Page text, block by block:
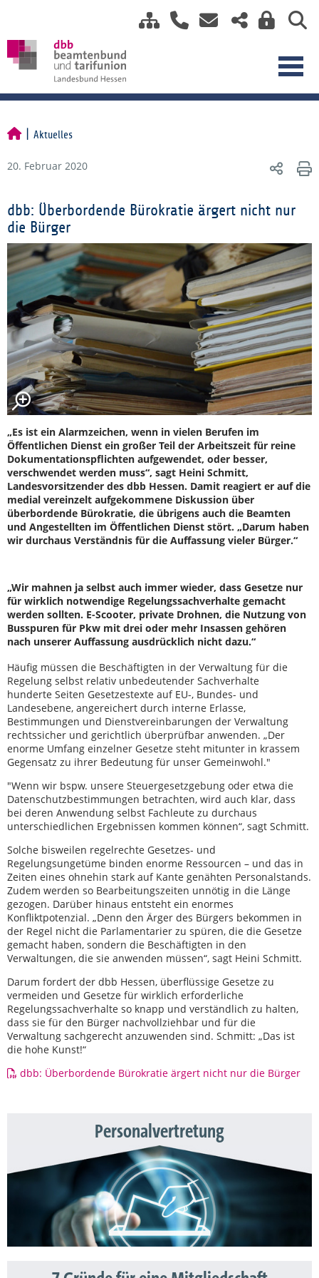
Aktuelles
20. Februar 2020
dbb: Überbordende Bürokratie ärgert nicht nur
die Bürger
„Es ist ein Alarmzeichen, wenn in vielen Berufen im
Öffentlichen Dienst ein großer Teil der Arbeitszeit für reine
Dokumentationspflichten aufgewendet, oder besser,
verschwendet werden muss“, sagt Heini Schmitt,
Landesvorsitzender des dbb Hessen. Damit reagiert er auf die
medial vereinzelt aufgekommene Diskussion über
überbordende Bürokratie, die übrigens auch die Beamten
und Angestellten im Öffentlichen Dienst stört. „Darum haben
wir durchaus Verständnis für die Auffassung vieler Bürger.“
„Wir mahnen ja selbst auch immer wieder, dass Gesetze nur
für wirklich notwendige Regelungssachverhalte gemacht
werden sollten. E-Scooter, private Drohnen, die Nutzung von
Busspuren für Pkw mit drei oder mehr Insassen gehören
nach unserer Auffassung ausdrücklich nicht dazu.“
Häufig müssen die Beschäftigten in der Verwaltung für die
Regelung selbst relativ unbedeutender Sachverhalte
hunderte Seiten Gesetzestexte auf EU-, Bundes- und
Landesebene, angereichert durch interne Erlasse,
Bestimmungen und Dienstvereinbarungen der Verwaltung
rechtssicher und gerichtlich überprüfbar anwenden. „Der
enorme Umfang einzelner Gesetze steht mitunter in krassem
Gegensatz zu ihrer Bedeutung für unser Gemeinwohl."
"Wenn wir bspw. unsere Steuergesetzgebung oder etwa die
Datenschutzbestimmungen betrachten, wird auch klar, dass
bei deren Anwendung selbst Fachleute zu durchaus
unterschiedlichen Ergebnissen kommen können“, sagt Schmitt.
Solche bisweilen regelrechte Gesetzes- und
Regelungsungetüme binden enorme Ressourcen – und das in
Zeiten eines ohnehin stark auf Kante genähten Personalstands.
Zudem werden so Bearbeitungszeiten unnötig in die Länge
gezogen. Darüber hinaus entsteht ein enormes
Konfliktpotenzial. „Denn den Ärger des Bürgers bekommen in
der Regel nicht die Parlamentarier zu spüren, die die Gesetze
gemacht haben, sondern die Beschäftigten in den
Verwaltungen, die sie anwenden müssen“, sagt Heini Schmitt.
Darum fordert der dbb Hessen, überflüssige Gesetze zu
vermeiden und Gesetze für wirklich erforderliche
Regelungssachverhalte so knapp und verständlich zu halten,
dass sie für den Bürger nachvollziehbar und für die
Verwaltung sachgerecht anzuwenden sind. Schmitt: „Das ist
die hohe Kunst!“
dbb: Überbordende Bürokratie ärgert nicht nur die Bürger
Personalvertretung